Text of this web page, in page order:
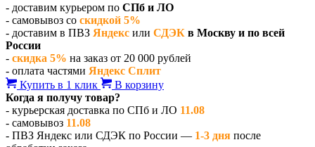
- доставим курьером по СПб и ЛО
- самовывоз со скидкой 5%
- доставим в ПВЗ Яндекс или СДЭК в Москву и по всей
России
- скидка 5% на заказ от 20 000 рублей
- оплата частями Яндекс Сплит
Купить в 1 клик
В корзину
Когда я получу товар?
- курьерская доставка по СПб и ЛО 11.08
- самовывоз 11.08
- ПВЗ Яндекс или СДЭК по России — 1-3 дня после